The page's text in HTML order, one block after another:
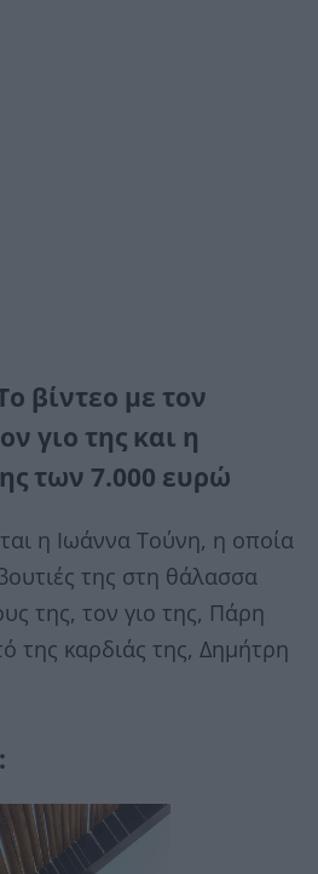
βίντεο με τον
γιο της και η
των 7.000 ευρώ
η Ιωάννα Τούνη, η οποία
της στη θάλασσα
της, τον γιο της, Πάρη
της καρδιάς της, Δημήτρη